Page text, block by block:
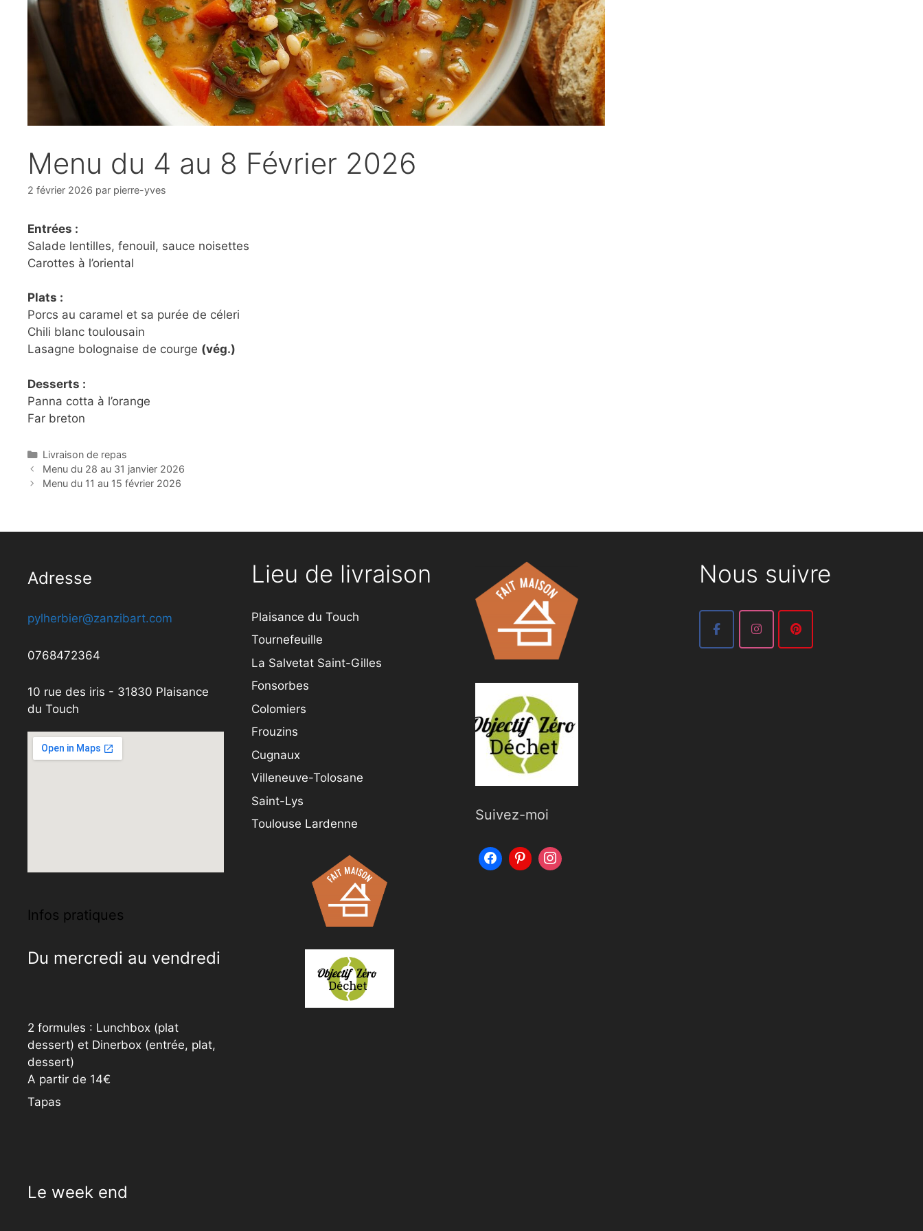
Menu du 4 au 8 Février 2026
2 février 2026 par pierre-yves
Entrées :
Salade lentilles, fenouil, sauce noisettes
Carottes à l’oriental
Plats :
Porcs au caramel et sa purée de céleri
Chili blanc toulousain
Lasagne bolognaise de courge (vég.)
Desserts :
Panna cotta à l’orange
Far breton
Catégories
Livraison de repas
Menu du 28 au 31 janvier 2026
Menu du 11 au 15 février 2026
Adresse
pylherbier@zanzibart.com
0768472364
10 rue des iris - 31830 Plaisance
du Touch
Infos pratiques
Du mercredi au vendredi
2 formules : Lunchbox (plat
dessert) et Dinerbox (entrée, plat,
dessert)
A partir de 14€
Tapas
Le week end
Lieu de livraison
Plaisance du Touch
Tournefeuille
La Salvetat Saint-Gilles
Fonsorbes
Colomiers
Frouzins
Cugnaux
Villeneuve-Tolosane
Saint-Lys
Toulouse Lardenne
Suivez-moi
Nous suivre